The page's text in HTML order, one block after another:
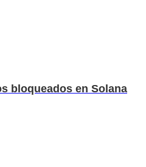
bloqueados en Solana